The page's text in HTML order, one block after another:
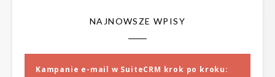
NAJNOWSZE WPISY
Kampanie e-mail w SuiteCRM krok po kroku: